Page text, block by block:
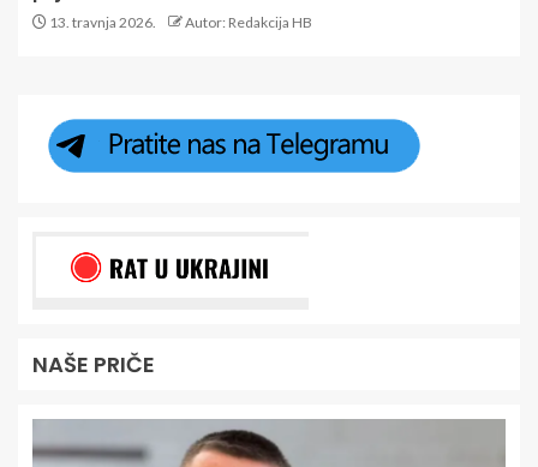
13. travnja 2026. Autor: Redakcija HB
NAŠE PRIČE